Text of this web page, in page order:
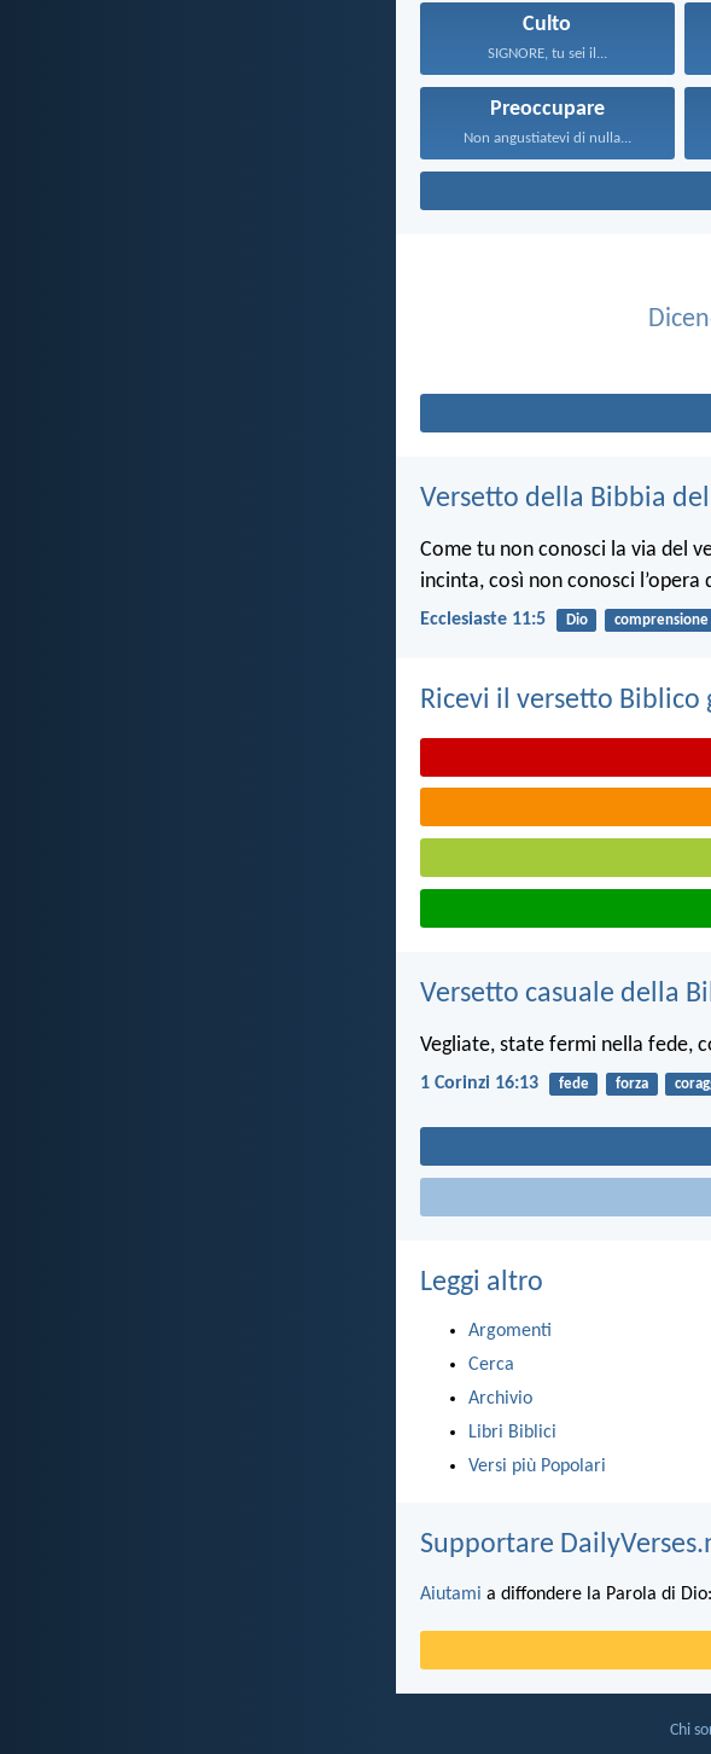
Culto
SIGNORE, tu sei il...
Preoccupare
Non angustiatevi di nulla...
Versetto della Bibbia
Come tu non conosci la via del
incinta, così non conosci
Ecclesiaste 11:5 Dio comprensione
Ricevi il versetto Biblico
Versetto casuale della
Vegliate, state fermi nella fede,
1 Corinzi 16:13 fede forza
Leggi altro
Argomenti
Cerca
Archivio
Libri Biblici
Versi più Popolari
Supportare
Aiutami a diffondere la Parola di Dio:
Chi